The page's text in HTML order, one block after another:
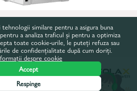
similare pentru a asigura buna
a analiza traficul și pentru a optimiza
toate cookie-urile, le puteți refuza sau
de confidențialitate după cum doriți.
despre cookie
Accept
Respinge